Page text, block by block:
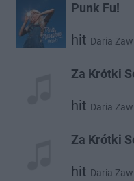
Punk Fu!
hit Daria
Za Krótki
hit Daria
Za Krótki
hit Daria